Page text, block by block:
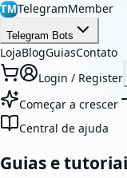
TMTelegramMember
Telegram Bots
LojaBlogGuiasContato
Login / Register
Começar a crescer
Central de ajuda
Guias e